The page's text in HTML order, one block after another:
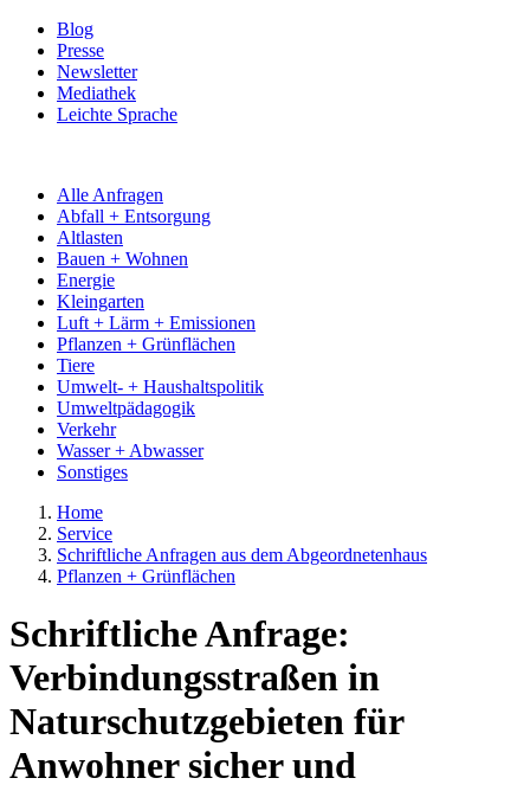
Blog
Presse
Newsletter
Mediathek
Leichte Sprache
Alle Anfragen
Abfall + Entsorgung
Altlasten
Bauen + Wohnen
Energie
Kleingarten
Luft + Lärm + Emissionen
Pflanzen + Grünflächen
Tiere
Umwelt- + Haushaltspolitik
Umweltpädagogik
Verkehr
Wasser + Abwasser
Sonstiges
Home
Service
Schriftliche Anfragen aus dem Abgeordnetenhaus
Pflanzen + Grünflächen
Schriftliche Anfrage:
Verbindungsstraßen in
Naturschutzgebieten für
Anwohner sicher und